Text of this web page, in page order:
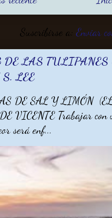
Suscribirse a:Enviar
DE LAS
LEE
DE SAL Y LIMÓN
VICENTE Trabajar con
será enf...